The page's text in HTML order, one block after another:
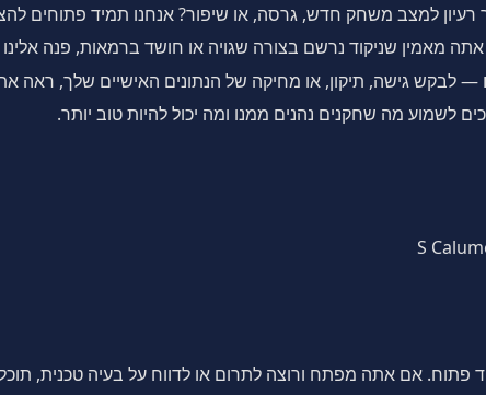
למצב משחק חדש, גרסה, או שיפור? אנחנו תמיד פתוחים
מאמין שניקוד נרשם בצורה שגויה או חושד ברמאות, פנה אלינו
— לבקש גישה, תיקון, או מחיקה של הנתונים האישיים שלך, ראה
לשמוע מה שחקנים נהנים ממנו ומה יכול להיות טוב יותר.